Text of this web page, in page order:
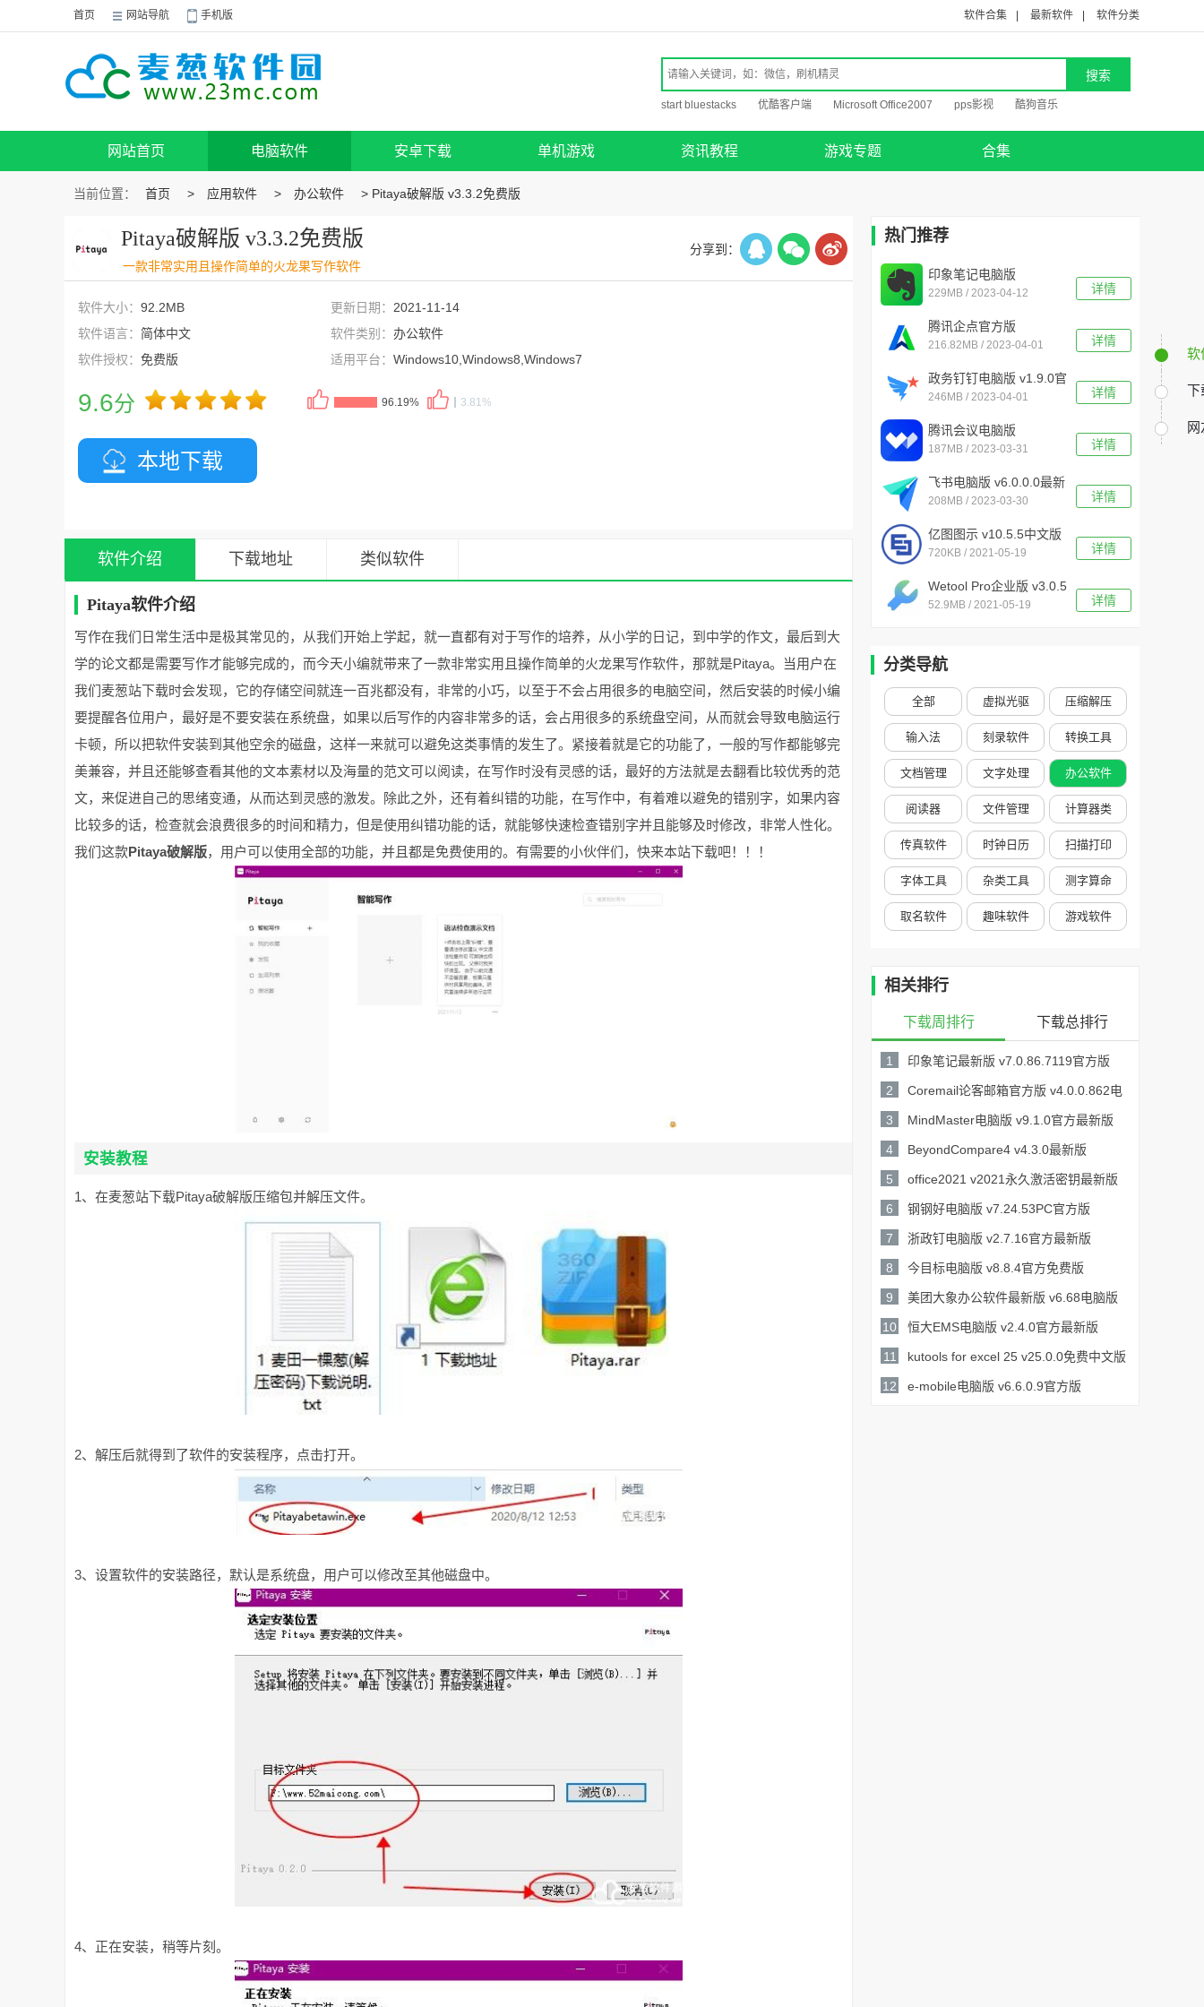
首页 网站导航 手机版 软件合集 最新软件 软件分类
start bluestacks 优酷客户端 Microsoft Office2007 pps影视 酷狗音乐
网站首页 电脑软件 安卓下载 单机游戏 资讯教程 游戏专题 合集
当前位置： 首页 > 应用软件 > 办公软件 > Pitaya破解版 v3.3.2免费版
Pitaya破解版 v3.3.2免费版
一款非常实用且操作简单的火龙果写作软件
分享到：
软件大小： 92.2MB 更新日期： 2021-11-14
软件语言： 简体中文 软件类别： 办公软件
软件授权： 免费版 适用平台： Windows10,Windows8,Windows7
9.6分 96.19% 3.81%
本地下载
软件介绍 下载地址 类似软件
Pitaya软件介绍
写作在我们日常生活中是极其常见的，从我们开始上学起，就一直都有对于写作的培养，从小学的日记，到中学的作文，最后到大
学的论文都是需要写作才能够完成的，而今天小编就带来了一款非常实用且操作简单的火龙果写作软件，那就是Pitaya。当用户在
我们麦葱站下载时会发现，它的存储空间就连一百兆都没有，非常的小巧，以至于不会占用很多的电脑空间，然后安装的时候小编
要提醒各位用户，最好是不要安装在系统盘，如果以后写作的内容非常多的话，会占用很多的系统盘空间，从而就会导致电脑运行
卡顿，所以把软件安装到其他空余的磁盘，这样一来就可以避免这类事情的发生了。紧接着就是它的功能了，一般的写作都能够完
美兼容，并且还能够查看其他的文本素材以及海量的范文可以阅读，在写作时没有灵感的话，最好的方法就是去翻看比较优秀的范
文，来促进自己的思绪变通，从而达到灵感的激发。除此之外，还有着纠错的功能，在写作中，有着难以避免的错别字，如果内容
比较多的话，检查就会浪费很多的时间和精力，但是使用纠错功能的话，就能够快速检查错别字并且能够及时修改，非常人性化。
我们这款Pitaya破解版，用户可以使用全部的功能，并且都是免费使用的。有需要的小伙伴们，快来本站下载吧！！！
安装教程
1、在麦葱站下载Pitaya破解版压缩包并解压文件。
2、解压后就得到了软件的安装程序，点击打开。
3、设置软件的安装路径，默认是系统盘，用户可以修改至其他磁盘中。
4、正在安装，稍等片刻。
热门推荐
详情
印象笔记电脑版
v7.0.86.7119免费版
229MB / 2023-04-12
详情
腾讯企点官方版
v5.6.0.19592电脑版
216.82MB / 2023-04-01
详情
政务钉钉电脑版 v1.9.0官
方版
246MB / 2023-04-01
详情
腾讯会议电脑版
v3.15.5.404客户端
187MB / 2023-03-31
详情
飞书电脑版 v6.0.0.0最新
版
208MB / 2023-03-30
详情
亿图图示 v10.5.5中文版
720KB / 2021-05-19
详情
Wetool Pro企业版 v3.0.5
52.9MB / 2021-05-19
分类导航
全部 虚拟光驱 压缩解压
输入法 刻录软件 转换工具
文档管理 文字处理 办公软件
阅读器 文件管理 计算器类
传真软件 时钟日历 扫描打印
字体工具 杂类工具 测字算命
取名软件 趣味软件 游戏软件
相关排行
下载周排行 下载总排行
1
印象笔记最新版 v7.0.86.7119官方版
229MB /
2
Coremail论客邮箱官方版 v4.0.0.862电
脑版
40.43MB /
3
MindMaster电脑版 v9.1.0官方最新版
118MB /
4
BeyondCompare4 v4.3.0最新版
21.76MB /
5
office2021 v2021永久激活密钥最新版
4.3GB /
6
钢钢好电脑版 v7.24.53PC官方版
132MB /
7
浙政钉电脑版 v2.7.16官方最新版
254.7MB /
8
今目标电脑版 v8.8.4官方免费版
34.2MB /
9
美团大象办公软件最新版 v6.68电脑版
137MB /
10
恒大EMS电脑版 v2.4.0官方最新版
268.16MB /
11
kutools for excel 25 v25.0.0免费中文版
50.8MB /
12
e-mobile电脑版 v6.6.0.9官方版
软
下